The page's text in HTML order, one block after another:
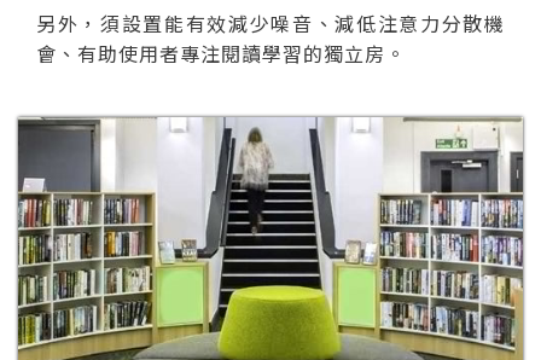
另外，須設置能有效減少噪音、減低注意力分散機
會、有助使用者專注閱讀學習的獨立房。